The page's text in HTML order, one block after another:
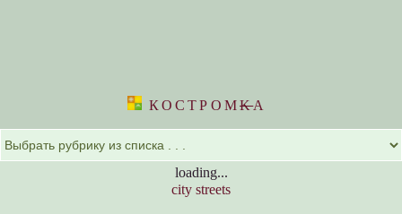
КОСТРОМKА
loading...
city streets